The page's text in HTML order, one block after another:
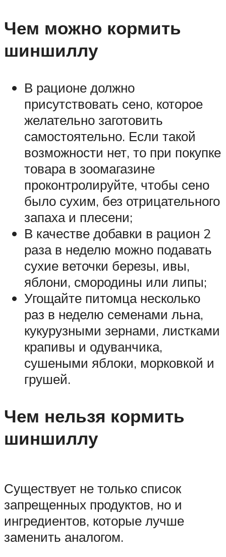
Чем можно кормить
шиншиллу
В рационе должно
присутствовать сено, которое
желательно заготовить
самостоятельно. Если такой
возможности нет, то при покупке
товара в зоомагазине
проконтролируйте, чтобы сено
было сухим, без отрицательного
запаха и плесени;
В качестве добавки в рацион 2
раза в неделю можно подавать
сухие веточки березы, ивы,
яблони, смородины или липы;
Угощайте питомца несколько
раз в неделю семенами льна,
кукурузными зернами, листками
крапивы и одуванчика,
сушеными яблоки, морковкой и
грушей.
Чем нельзя кормить
шиншиллу
Существует не только список
запрещенных продуктов, но и
ингредиентов, которые лучше
заменить аналогом.